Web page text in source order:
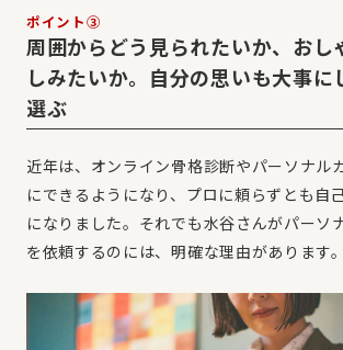
ポイント③
周囲からどう見られたいか、おし
しみたいか。自分の思いも大事に
選ぶ
近年は、オンライン骨格診断やパーソナル
にできるようになり、プロに頼らずとも自
になりました。それでも水谷さんがパーソ
を依頼するのには、明確な理由があります。